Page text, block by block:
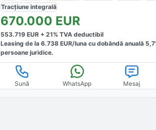
Tracțiuneintegrală
670.000 EUR
553.719 EUR +21% TVA deductibil
Leasing de la6.738 EUR/luna cu dobăndă anuală 5,7
persoane juridice.
Sună WhatsApp Mesaj